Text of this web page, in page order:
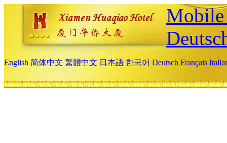
English 简体中文 繁體中文 日本語 한국어 Deutsch Français